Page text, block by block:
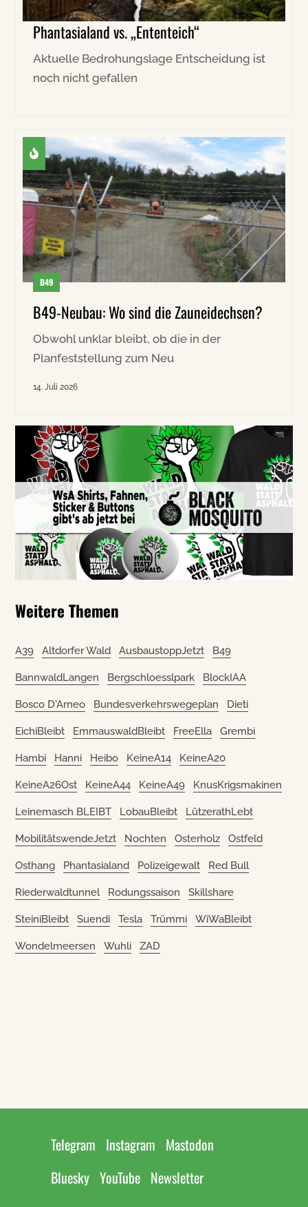
Phantasialand vs. „Ententeich“
Aktuelle Bedrohungslage Entscheidung ist
noch nicht gefallen
B49
B49-Neubau: Wo sind die Zauneidechsen?
Obwohl unklar bleibt, ob die in der
Planfeststellung zum Neu
14. Juli 2026
Weitere Themen
A39 Altdorfer Wald AusbaustoppJetzt B49
BannwaldLangen Bergschloesslpark BlockIAA
Bosco D'Arneo Bundesverkehrswegeplan Dieti
EichiBleibt EmmauswaldBleibt FreeElla Grembi
Hambi Hanni Heibo KeineA14 KeineA20
KeineA26Ost KeineA44 KeineA49 KnusKrigsmakinen
Leinemasch BLEIBT LobauBleibt LützerathLebt
MobilitätswendeJetzt Nochten Osterholz Ostfeld
Osthang Phantasialand Polizeigewalt Red Bull
Riederwaldtunnel Rodungssaison Skillshare
SteiniBleibt Suendi Tesla Trümmi WiWaBleibt
Wondelmeersen Wuhli ZAD
Telegram Instagram Mastodon
Bluesky YouTube Newsletter